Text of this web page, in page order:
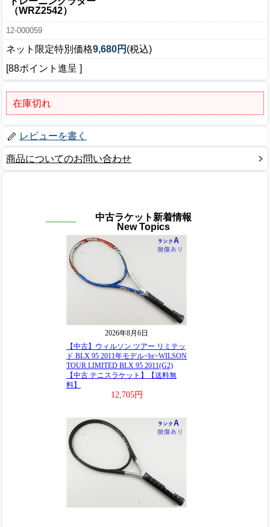
（WRZ2542）
12-000059
ネット限定特別価格9,680円 (税込)
[88ポイント進呈 ]
在庫切れ
レビューを書く
商品についてのお問い合わせ
中古ラケット新着情報
New Topics